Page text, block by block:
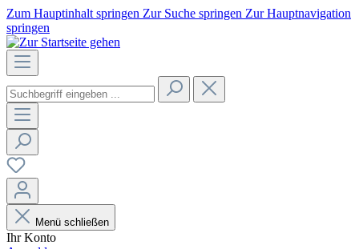
Zum Hauptinhalt springen Zur Suche springen Zur Hauptnavigation
springen
Menü schließen
Ihr Konto